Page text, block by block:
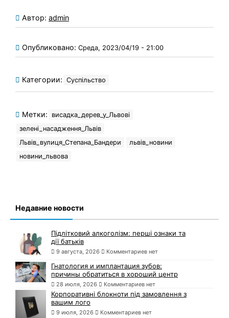
Автор: admin
Опубликовано: Среда, 2023/04/19 - 21:00
Категории: Суспільство
Метки:
висадка_дерев_у_Львові
зелені_насадження_Львів
Львів_вулиця_Степана_Бандери
львів_новини
новини_львова
Недавние новости
Підлітковий алкоголізм: перші ознаки та
дії батьків
9 августа, 2026 Комментариев нет
Гнатология и имплантация зубов:
причины обратиться в хороший центр
28 июля, 2026 Комментариев нет
Корпоративні блокноти під замовлення з
вашим лого
9 июля, 2026 Комментариев нет